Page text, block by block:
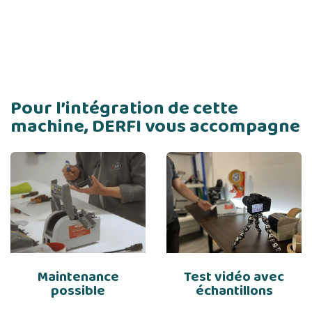
Pour l’intégration de cette
machine, DERFI vous accompagne
Maintenance
possible
Test vidéo avec
échantillons